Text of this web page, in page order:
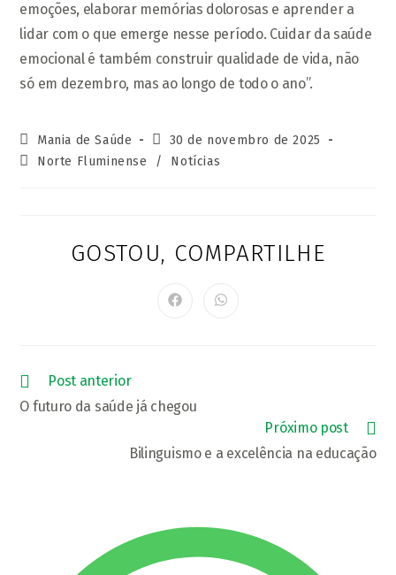
emoções, elaborar memórias dolorosas e aprender a
lidar com o que emerge nesse período. Cuidar da saúde
emocional é também construir qualidade de vida, não
só em dezembro, mas ao longo de todo o ano”.
Autor
do
Mania de Saúde
Post
publicado:
30 de novembro de 2025
Categoria
Norte Fluminense / Notícias
GOSTOU, COMPARTILHEESTE
Abre
Abre
Leia
mais
artigos
Post anterior
O futuro da saúde já chegou
Próximo post
Bilinguismo e a excelência na educação